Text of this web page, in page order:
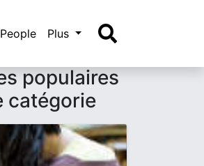
People Plus
populaires
catégorie